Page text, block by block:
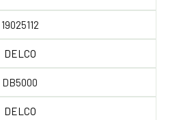
19025112
DELCO
DB5000
DELCO